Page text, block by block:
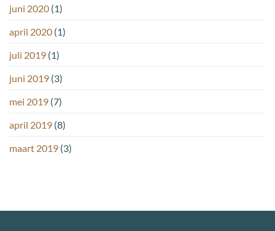
juni 2020 (1)
april 2020 (1)
juli 2019 (1)
juni 2019 (3)
mei 2019 (7)
april 2019 (8)
maart 2019 (3)